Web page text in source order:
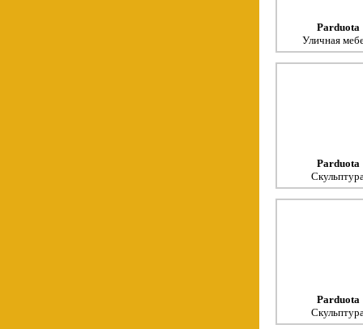
Parduota
Уличная
Parduota
Parduota